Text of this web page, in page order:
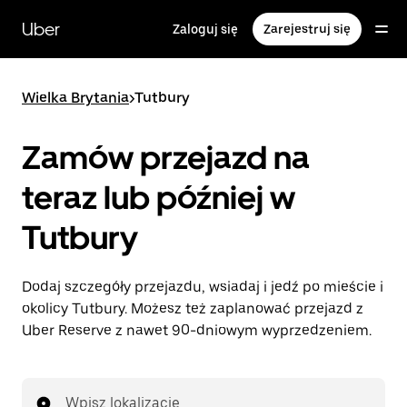
głównej
zawartości
Uber Zaloguj się Zarejestruj się
Wielka Brytania>Tutbury
Zamów przejazd na
teraz lub później w
Tutbury
Dodaj szczegóły przejazdu, wsiadaj i jedź po mieście i
okolicy Tutbury. Możesz też zaplanować przejazd z
Uber Reserve z nawet 90-dniowym wyprzedzeniem.
Wpisz lokalizację